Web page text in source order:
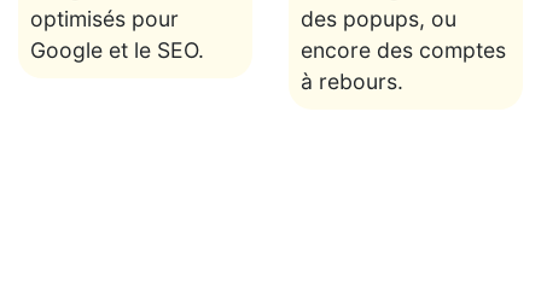
optimisés pour
Google et le SEO.
des popups, ou
encore des comptes
à rebours.